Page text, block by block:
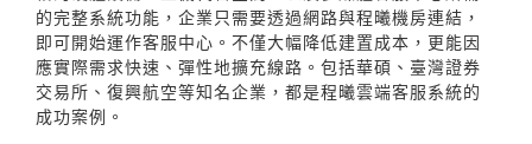
的完整系統功能，企業只需要透過網路與程曦機房連結，
即可開始運作客服中心。不僅大幅降低建置成本，更能因
應實際需求快速、彈性地擴充線路。包括華碩、臺灣證券
交易所、復興航空等知名企業，都是程曦雲端客服系統的
成功案例。